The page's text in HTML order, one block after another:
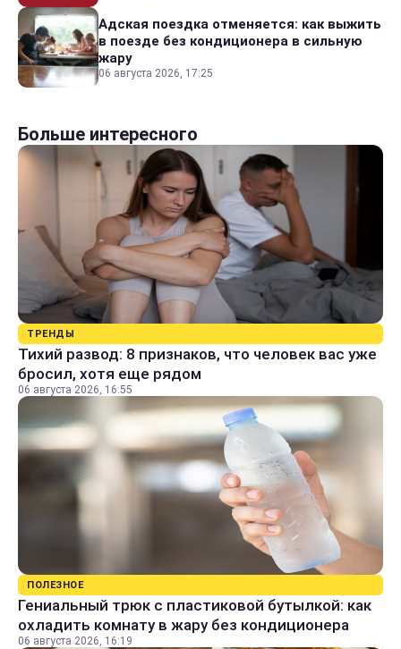
Адская поездка отменяется: как выжить
в поезде без кондиционера в сильную
жару
06 августа 2026, 17:25
Больше интересного
ТРЕНДЫ
Тихий развод: 8 признаков, что человек вас уже
бросил, хотя еще рядом
06 августа 2026, 16:55
ПОЛЕЗНОЕ
Гениальный трюк с пластиковой бутылкой: как
охладить комнату в жару без кондиционера
06 августа 2026, 16:19